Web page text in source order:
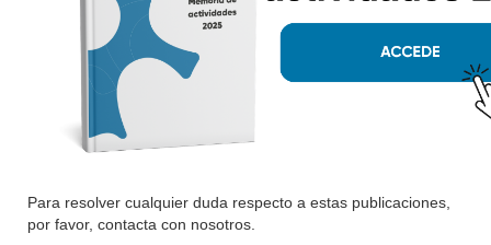
Para resolver cualquier duda respecto a estas publicaciones,
por favor, contacta con nosotros.